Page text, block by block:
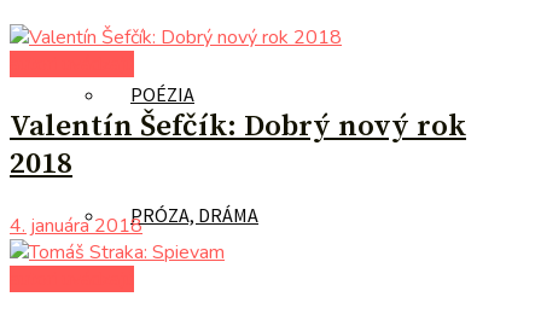
POÉZIA
PRÓZA, DRÁMA
Valentín Šefčík: Dobrý nový rok
2018
4. januára 2018